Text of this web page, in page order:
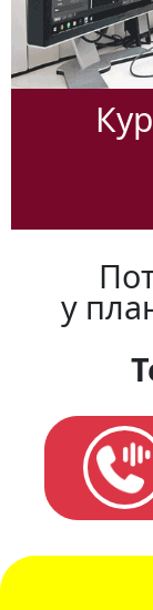
у